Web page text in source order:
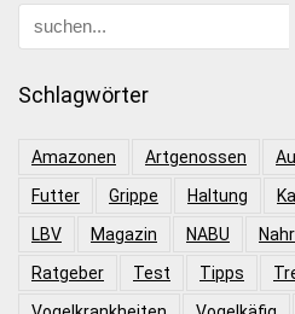
Schlagwörter
Amazonen Artgenossen
Futter
Grippe Haltung
LBV
Magazin NABU
Ratgeber
Test Tipps